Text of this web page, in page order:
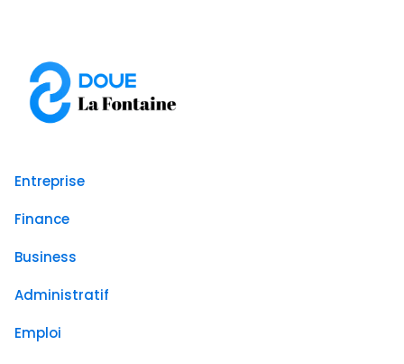
Entreprise
Finance
Business
Administratif
Emploi